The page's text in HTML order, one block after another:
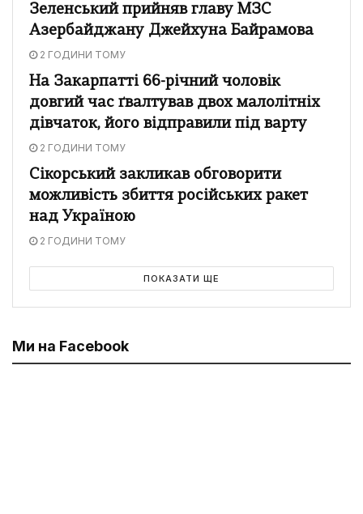
Зеленський прийняв главу МЗС
Азербайджану Джейхуна Байрамова
2 ГОДИНИ ТОМУ
На Закарпатті 66-річний чоловік
довгий час ґвалтував двох малолітніх
дівчаток, його відправили під варту
2 ГОДИНИ ТОМУ
Сікорський закликав обговорити
можливість збиття російських ракет
над Україною
2 ГОДИНИ ТОМУ
ПОКАЗАТИ ЩЕ
Ми на Facebook